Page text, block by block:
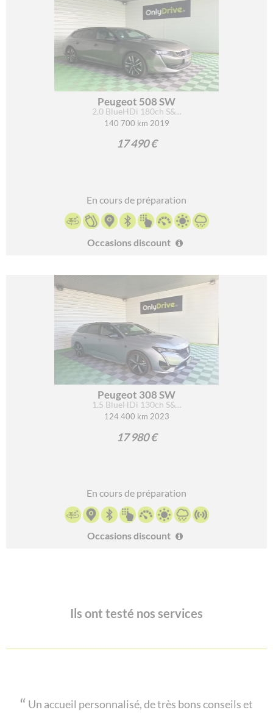
Peugeot 508 SW
2.0 BlueHDi 180ch S&...
140 700 km 2019
17 490 €
En cours de préparation
Occasions discount
Peugeot 308 SW
1.5 BlueHDi 130ch S&...
124 400 km 2023
17 980 €
En cours de préparation
Occasions discount
Ils ont testé nos services
Un accueil personnalisé, de très bons conseils et
Très bon accueil, sur les conseils du vendeur j'ai